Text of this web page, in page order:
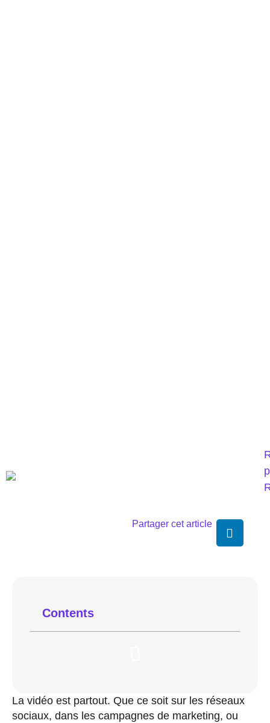
Partager cet article
Contents
La vidéo est partout. Que ce soit sur les réseaux
sociaux, dans les campagnes de marketing, ou